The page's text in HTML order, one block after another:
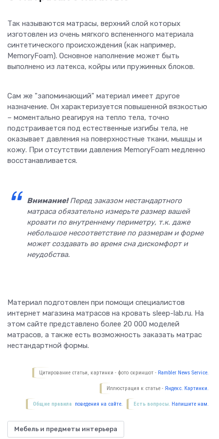
Так называются матрасы, верхний слой которых
изготовлен из очень мягкого вспененного материала
синтетического происхождения (как например,
MemoryFoam). Основное наполнение может быть
выполнено из латекса, койры или пружинных блоков.
Сам же "запоминающий" материал имеет другое
назначение. Он характеризуется повышенной вязкостью
– моментально реагируя на тепло тела, точно
подстраивается под естественные изгибы тела, не
оказывает давления на поверхностные ткани, мышцы и
кожу. При отсутствии давления MemoryFoam медленно
восстанавливается.
Внимание!Перед заказом нестандартного
матраса обязательно измерьте размер вашей
кровати по внутреннему периметру, т.к. даже
небольшое несоответствие по размерам и форме
может создавать во время сна дискомфорт и
неудобства.
Материал подготовлен при помощи специалистов
интернет магазина матрасов на кровать sleep-lab.ru. На
этом сайте представлено более 20 000 моделей
матрасов, а также есть возможность заказать матрас
нестандартной формы.
Цитирование статьи, картинки - фото скриншот - Rambler News Service.
Иллюстрация к статье - Яндекс. Картинки.
Есть вопросы. Напишите нам.
Общие правила поведения на сайте.
Мебель и предметы интерьера